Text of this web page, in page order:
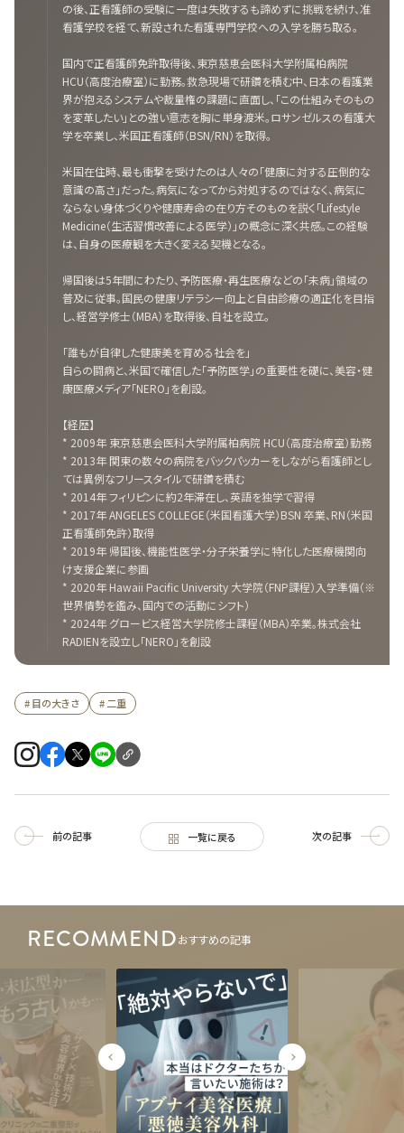
の後、正看護師の受験に一度は失敗するも諦めずに挑戦を続け、准
看護学校を経て、新設された看護専門学校への入学を勝ち取る。
国内で正看護師免許取得後、東京慈恵会医科大学附属柏病院
HCU（高度治療室）に勤務。救急現場で研鑽を積む中、日本の看護業
界が抱えるシステムや裁量権の課題に直面し、「この仕組みそのもの
を変革したい」との強い意志を胸に単身渡米。ロサンゼルスの看護大
学を卒業し、米国正看護師（BSN/RN）を取得。
米国在住時、最も衝撃を受けたのは人々の「健康に対する圧倒的な
意識の高さ」だった。病気になってから対処するのではなく、病気に
ならない身体づくりや健康寿命の在り方そのものを説く「Lifestyle
Medicine（生活習慣改善による医学）」の概念に深く共感。この経験
は、自身の医療観を大きく変える契機となる。
帰国後は5年間にわたり、予防医療・再生医療などの「未病」領域の
普及に従事。国民の健康リテラシー向上と自由診療の適正化を目指
し、経営学修士（MBA）を取得後、自社を設立。
「誰もが自律した健康美を育める社会を」
自らの闘病と、米国で確信した「予防医学」の重要性を礎に、美容・健
康医療メディア「NERO」を創設。
【経歴】
* 2009年 東京慈恵会医科大学附属柏病院 HCU（高度治療室）勤務
* 2013年 関東の数々の病院をバックパッカーをしながら看護師とし
ては異例なフリースタイルで研鑽を積む
* 2014年 フィリピンに約2年滞在し、英語を独学で習得
* 2017年 ANGELES COLLEGE（米国看護大学）BSN 卒業、RN（米国
正看護師免許）取得
* 2019年 帰国後、機能性医学・分子栄養学に特化した医療機関向
け支援企業に参画
* 2020年 Hawaii Pacific University 大学院（FNP課程）入学準備（※
世界情勢を鑑み、国内での活動にシフト）
* 2024年 グロービス経営大学院修士課程（MBA）卒業。株式会社
RADIENを設立し「NERO」を創設
# 目の大きさ # 二重
前の記事 一覧に戻る 次の記事
RECOMMENDおすすめの記事